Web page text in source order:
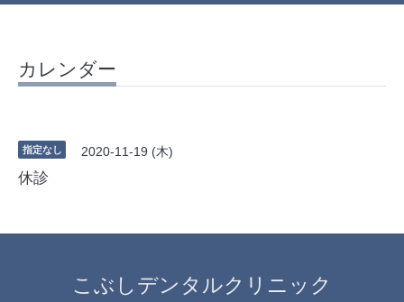
カレンダー
指定なし 2020-11-19 (木)
休診
こぶしデンタルクリニック